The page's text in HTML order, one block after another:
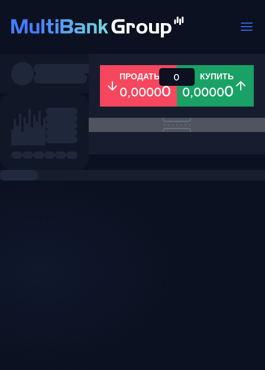
Все Форекс Металлы
ПРОДАТЬ
0,00000
КУПИТЬ
0,00000
0